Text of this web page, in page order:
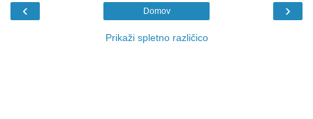
‹ ›
Domov
Prikaži spletno različico